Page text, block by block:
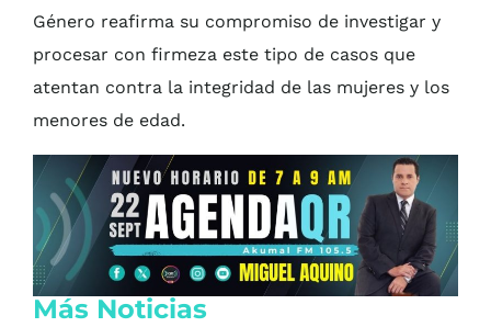
Género reafirma su compromiso de investigar y
procesar con firmeza este tipo de casos que
atentan contra la integridad de las mujeres y los
menores de edad.
Más Noticias